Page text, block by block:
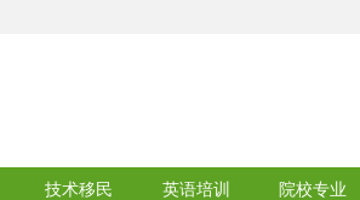
技术移民
英语培训
院校专业